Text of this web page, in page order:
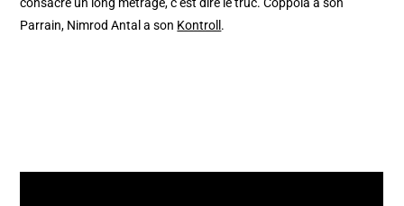
Parrain, Nimrod Antal a son Kontroll .